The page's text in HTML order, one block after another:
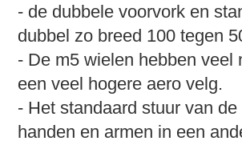
- de dubbele voorvork en
dubbel zo breed 100 tegen
- De m5 wielen hebben
een veel hogere aero velg.
- Het standaard stuur van
handen en armen in een